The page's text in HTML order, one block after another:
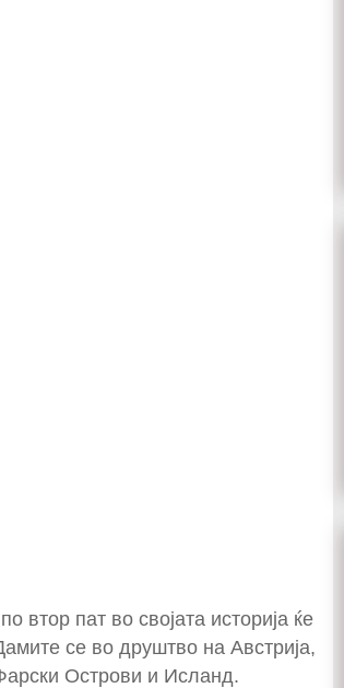
втор пат во својата историја ќе
се во друштво на Австрија,
Острови и Исланд.